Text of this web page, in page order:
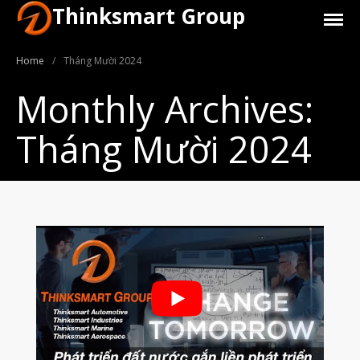
Giới Thiệu
Trang Chủ
Sản Phẩm
Máy In 3D Để Bàn Formlabs U.S.
Máy In 3D SLA Công Nghiệp
Thinksmart Group
Home / Tháng Mười 2024
Monthly Archives:
Tháng Mười 2024